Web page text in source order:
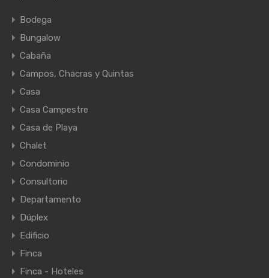
Bodega
Bungalow
Cabaña
Campos, Chacras y Quintas
Casa
Casa Campestre
Casa de Playa
Chalet
Condominio
Consultorio
Departamento
Dúplex
Edificio
Finca
Finca - Hoteles